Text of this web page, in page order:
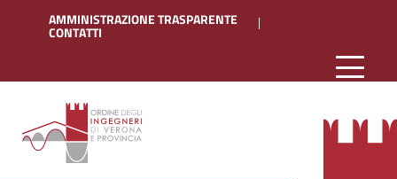
AMMINISTRAZIONE TRASPARENTE
CONTATTI